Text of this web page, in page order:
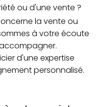
ou d'une vente ?
la vente ou
à votre écoute
d'une expertise
personnalisé.